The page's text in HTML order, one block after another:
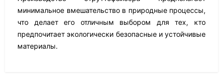
минимальное вмешательство в природные процессы,
что делает его отличным выбором для тех, кто
предпочитает экологически безопасные и устойчивые
материалы.